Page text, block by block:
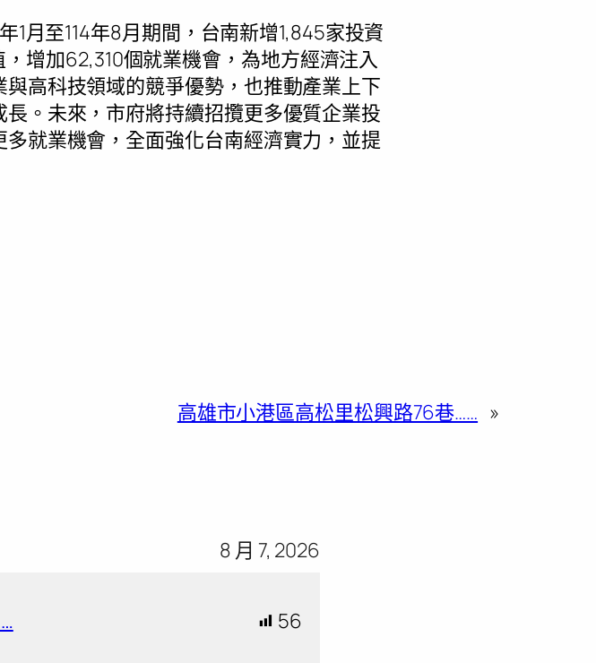
月至114年8月期間，台南新增1,845家投資
增加62,310個就業機會，為地方經濟注入
高科技領域的競爭優勢，也推動產業上下
。未來，市府將持續招攬更多優質企業投
就業機會，全面強化台南經濟實力，並提
高雄市小港區高松里松興路76巷…… »
8 月 7, 2026
56